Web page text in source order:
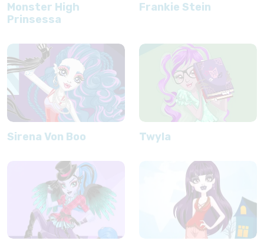
Monster High
Prinsessa
Frankie Stein
Sirena Von Boo Twyla